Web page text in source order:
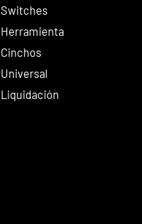
Switches
Herramienta
Cinchos
Universal
Liquidación